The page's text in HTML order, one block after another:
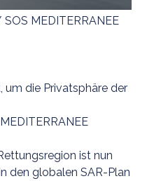
MEDITERRANEE
um die Privatsphäre der
ist nun
den globalen SAR-Plan